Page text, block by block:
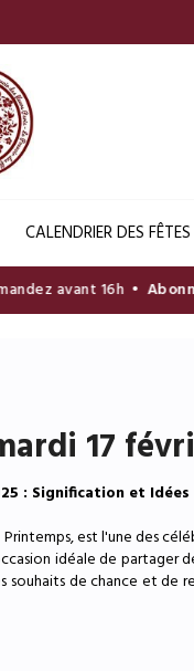
CALENDRIER DES FÊTES
avant 16h •
17
: Signification et Idées
est l'une des
idéale de
de chance et de